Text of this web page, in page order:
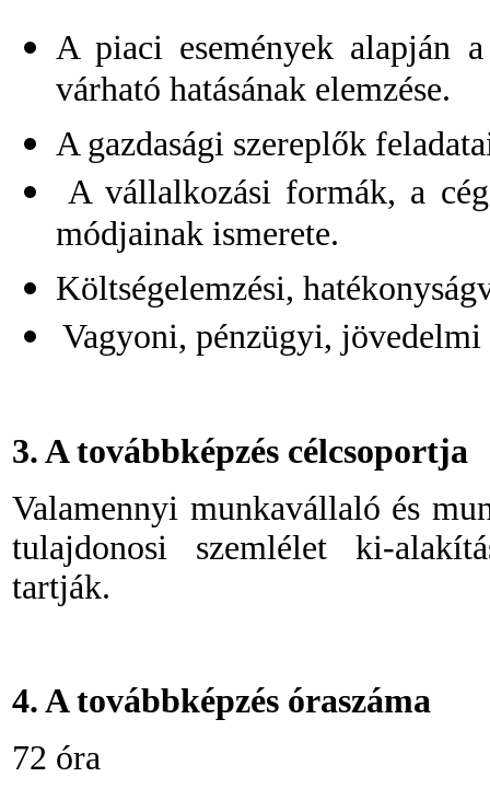
A piaci események alapján
várható hatásának elemzése.
A gazdasági szereplők
A vállalkozási formák, a
módjainak ismerete.
Költségelemzési,
Vagyoni, pénzügyi, jövedelmi
3. A továbbképzés célcsoportja
Valamennyi munkavállaló és
tulajdonosi szemlélet ki-
tartják.
4. A továbbképzés óraszáma
72 óra